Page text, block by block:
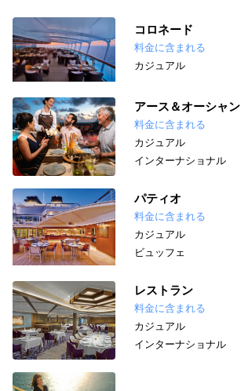
コロネード
料金に含まれる
カジュアル
アース＆オーシャン
料金に含まれる
カジュアル
インターナショナル
パティオ
料金に含まれる
カジュアル
ビュッフェ
レストラン
料金に含まれる
カジュアル
インターナショナル